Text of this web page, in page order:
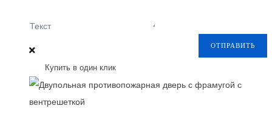
Текст
ОТПРАВИТЬ
Купить в один клик